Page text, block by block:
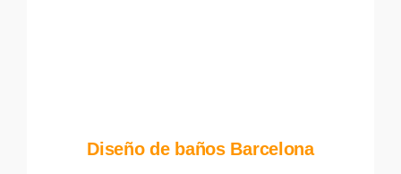
Diseño de baños Barcelona